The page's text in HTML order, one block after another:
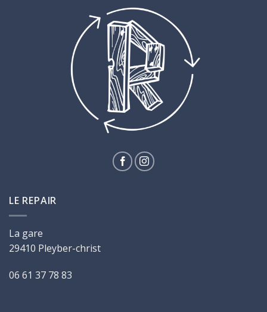
LE REPAIR
La gare
29410 Pleyber-christ
06 61 37 78 83